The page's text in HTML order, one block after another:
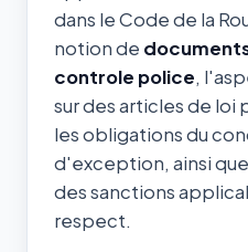
dans le Code de la
notion de
controle police,
sur des articles de loi
les obligations du
d'exception, ainsi
des sanctions
respect.